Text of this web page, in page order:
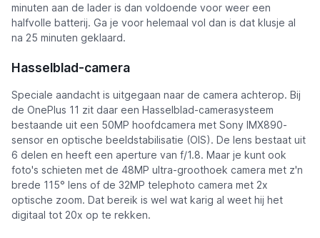
minuten aan de lader is dan voldoende voor weer een
halfvolle batterij. Ga je voor helemaal vol dan is dat klusje al
na 25 minuten geklaard.
Hasselblad-camera
Speciale aandacht is uitgegaan naar de camera achterop. Bij
de OnePlus 11 zit daar een Hasselblad-camerasysteem
bestaande uit een 50MP hoofdcamera met Sony IMX890-
sensor en optische beeldstabilisatie (OIS). De lens bestaat uit
6 delen en heeft een aperture van f/1.8. Maar je kunt ook
foto's schieten met de 48MP ultra-groothoek camera met z'n
brede 115° lens of de 32MP telephoto camera met 2x
optische zoom. Dat bereik is wel wat karig al weet hij het
digitaal tot 20x op te rekken.